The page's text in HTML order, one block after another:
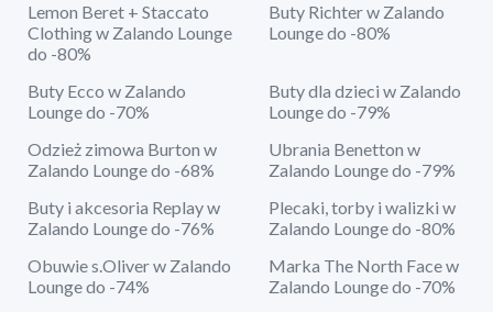
Lemon Beret + Staccato
Clothing w Zalando Lounge
do -80%
Buty Richter w Zalando
Lounge do -80%
Buty Ecco w Zalando
Lounge do -70%
Buty dla dzieci w Zalando
Lounge do -79%
Odzież zimowa Burton w
Zalando Lounge do -68%
Ubrania Benetton w
Zalando Lounge do -79%
Buty i akcesoria Replay w
Zalando Lounge do -76%
Plecaki, torby i walizki w
Zalando Lounge do -80%
Obuwie s.Oliver w Zalando
Lounge do -74%
Marka The North Face w
Zalando Lounge do -70%